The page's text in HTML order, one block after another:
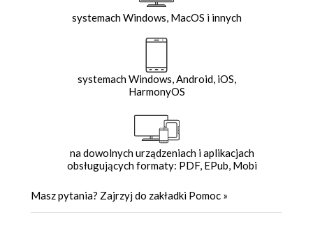
systemach Windows, MacOS i innych
systemach Windows, Android, iOS,
HarmonyOS
na dowolnych urządzeniach i aplikacjach
obsługujących formaty: PDF, EPub, Mobi
Masz pytania? Zajrzyj do zakładki Pomoc »